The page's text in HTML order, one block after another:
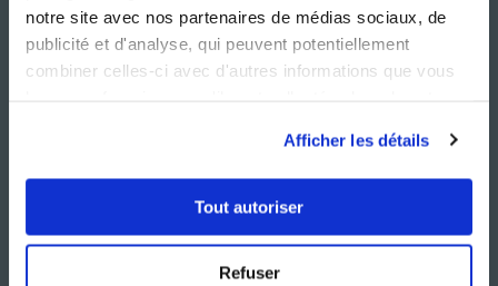
notre site avec nos partenaires de médias sociaux, de
publicité et d'analyse, qui peuvent potentiellement
combiner celles-ci avec d'autres informations que vous
Afficher les détails
Tout autoriser
Refuser
Le Mag'
i-Cook'in
Contactez-nous
Mentions légales
Politique de confidentialité
Utilisation des Cookies